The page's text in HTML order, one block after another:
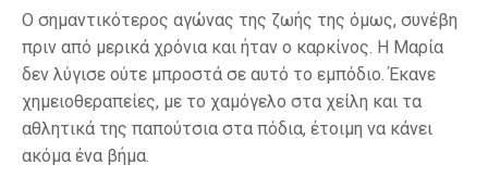
Ο σημαντικότερος αγώνας της ζωής της όμως, συνέβη
πριν από μερικά χρόνια και ήταν ο καρκίνος. Η Μαρία
δεν λύγισε ούτε μπροστά σε αυτό το εμπόδιο. Έκανε
χημειοθεραπείες, με το χαμόγελο στα χείλη και τα
αθλητικά της παπούτσια στα πόδια, έτοιμη να κάνει
ακόμα ένα βήμα.